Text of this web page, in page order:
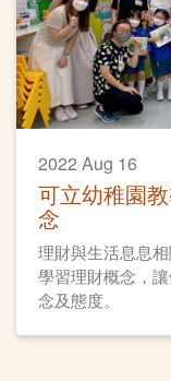
2022 Aug 16
可立幼稚園
念
理財與生活息息
學習理財概念，
念及態度。